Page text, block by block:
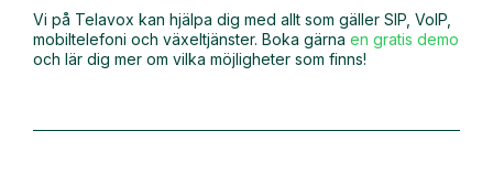
Vi på Telavox kan hjälpa dig med allt som gäller SIP, VoIP,
mobiltelefoni och växeltjänster. Boka gärna en gratis demo
och lär dig mer om vilka möjligheter som finns!